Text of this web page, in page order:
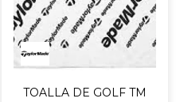
TOALLA DE GOLF TM